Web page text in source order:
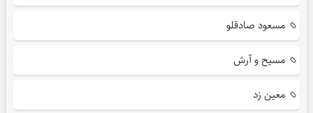
مسعود صادقلو
مسیح و آرش
معین زد